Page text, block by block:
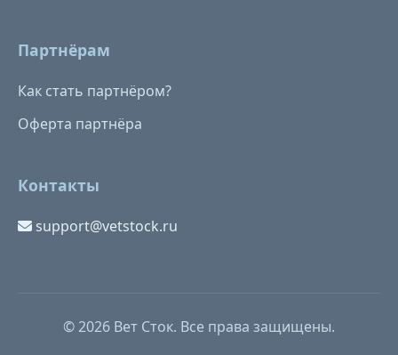
Партнёрам
Как стать партнёром?
Оферта партнёра
Контакты
support@vetstock.ru
© 2026 Вет Сток. Все права защищены.